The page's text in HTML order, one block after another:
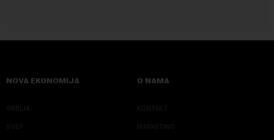
NOVA EKONOMIJA
SRBIJA
SVET
O NAMA
KONTAKT
MARKETING